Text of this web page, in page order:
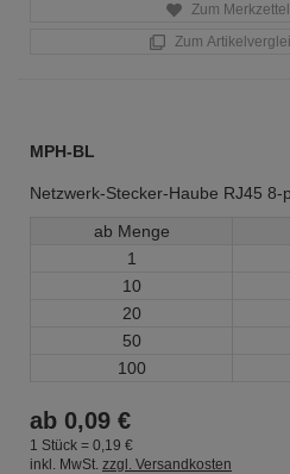
Zum
Zum
MPH-BL
Netzwerk-Stecker-Haube RJ45 8-
ab Menge
1
10
20
50
100
ab 0,09 €
1 Stück = 0, 19 €
inkl. MwSt. zzgl. Versandkosten